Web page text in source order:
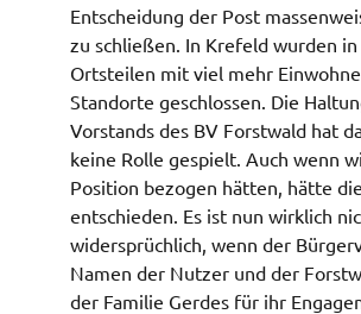
Entscheidung der Post
zu schließen. In Krefeld wurden
Ortsteilen mit viel mehr
Standorte geschlossen. Die
Vorstands des BV Forstwald hat
keine Rolle gespielt. Auch wenn
Position bezogen hätten, hätte
entschieden. Es ist nun wirklich
widersprüchlich, wenn der
Namen der Nutzer und der
der Familie Gerdes für ihr